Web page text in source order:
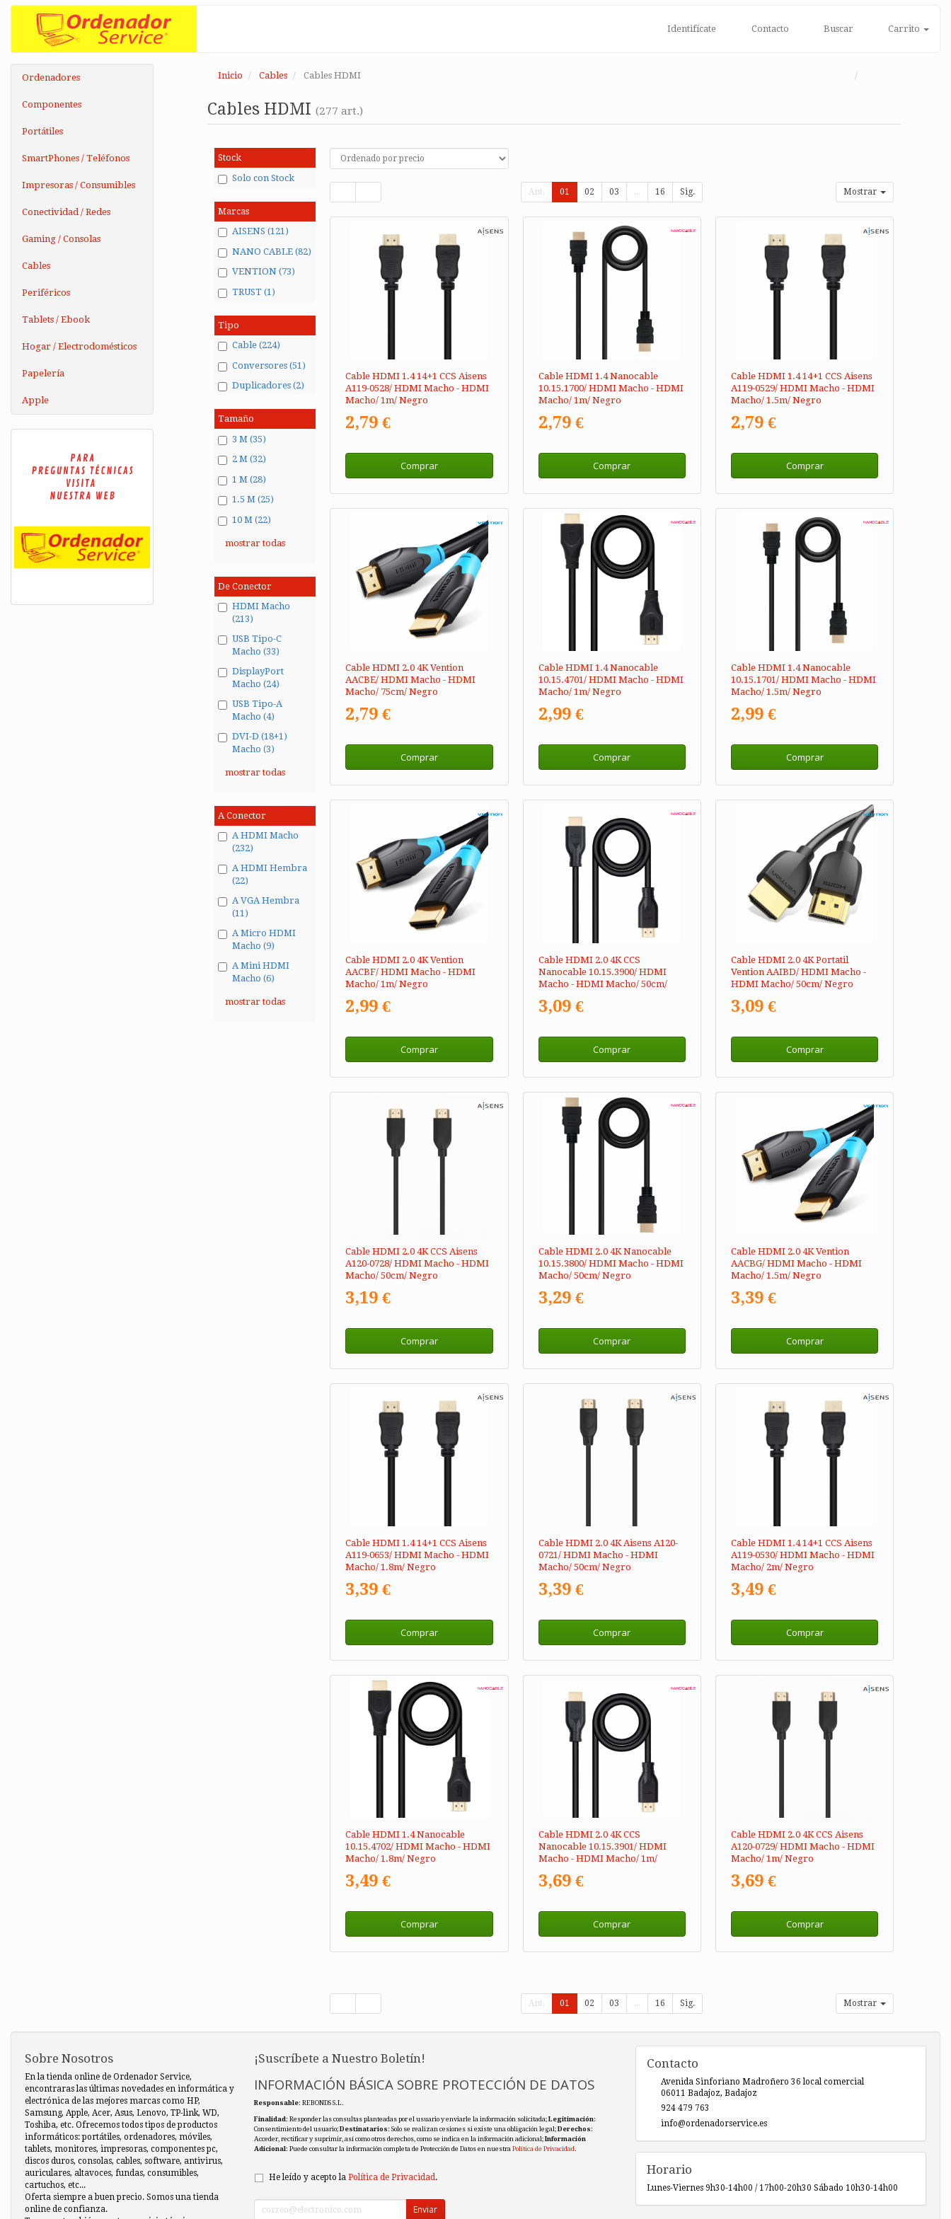
Identifícate Contacto Buscar Carrito
Ordenadores
Componentes
Portátiles
SmartPhones / Teléfonos
Impresoras / Consumibles
Conectividad / Redes
Gaming / Consolas
Cables
Periféricos
Tablets / Ebook
Hogar / Electrodomésticos
Papelería
Apple
Inicio Cables Cables HDMI
Cables HDMI (277 art.)
Stock
Solo con Stock
Marcas
AISENS (121)
NANO CABLE (82)
VENTION (73)
TRUST (1)
Tipo
Cable (224)
Conversores (51)
Duplicadores (2)
Tamaño
3 M (35)
2 M (32)
1 M (28)
1.5 M (25)
10 M (22)
mostrar todas
De Conector
HDMI Macho
(213)
USB Tipo-C
Macho (33)
DisplayPort
Macho (24)
USB Tipo-A
Macho (4)
DVI-D (18+1)
Macho (3)
mostrar todas
A Conector
A HDMI Macho
(232)
A HDMI Hembra
(22)
A VGA Hembra
(11)
A Micro HDMI
Macho (9)
A Mini HDMI
Macho (6)
mostrar todas
Ant. 01 02 03 ... 16 Sig. Mostrar
Cable HDMI 1.4 14+1 CCS Aisens
A119-0528/ HDMI Macho - HDMI
Macho/ 1m/ Negro
2,79 €
Comprar
Cable HDMI 1.4 Nanocable
10.15.1700/ HDMI Macho - HDMI
Macho/ 1m/ Negro
2,79 €
Comprar
Cable HDMI 1.4 14+1 CCS Aisens
A119-0529/ HDMI Macho - HDMI
Macho/ 1.5m/ Negro
2,79 €
Comprar
Cable HDMI 2.0 4K Vention
AACBE/ HDMI Macho - HDMI
Macho/ 75cm/ Negro
2,79 €
Comprar
Cable HDMI 1.4 Nanocable
10.15.4701/ HDMI Macho - HDMI
Macho/ 1m/ Negro
2,99 €
Comprar
Cable HDMI 1.4 Nanocable
10.15.1701/ HDMI Macho - HDMI
Macho/ 1.5m/ Negro
2,99 €
Comprar
Cable HDMI 2.0 4K Vention
AACBF/ HDMI Macho - HDMI
Macho/ 1m/ Negro
2,99 €
Comprar
Cable HDMI 2.0 4K CCS
Nanocable 10.15.3900/ HDMI
Macho - HDMI Macho/ 50cm/
3,09 €
Comprar
Cable HDMI 2.0 4K Portatil
Vention AAIBD/ HDMI Macho -
HDMI Macho/ 50cm/ Negro
3,09 €
Comprar
Cable HDMI 2.0 4K CCS Aisens
A120-0728/ HDMI Macho - HDMI
Macho/ 50cm/ Negro
3,19 €
Comprar
Cable HDMI 2.0 4K Nanocable
10.15.3800/ HDMI Macho - HDMI
Macho/ 50cm/ Negro
3,29 €
Comprar
Cable HDMI 2.0 4K Vention
AACBG/ HDMI Macho - HDMI
Macho/ 1.5m/ Negro
3,39 €
Comprar
Cable HDMI 1.4 14+1 CCS Aisens
A119-0653/ HDMI Macho - HDMI
Macho/ 1.8m/ Negro
3,39 €
Comprar
Cable HDMI 2.0 4K Aisens A120-
0721/ HDMI Macho - HDMI
Macho/ 50cm/ Negro
3,39 €
Comprar
Cable HDMI 1.4 14+1 CCS Aisens
A119-0530/ HDMI Macho - HDMI
Macho/ 2m/ Negro
3,49 €
Comprar
Cable HDMI 1.4 Nanocable
10.15.4702/ HDMI Macho - HDMI
Macho/ 1.8m/ Negro
3,49 €
Comprar
Cable HDMI 2.0 4K CCS
Nanocable 10.15.3901/ HDMI
Macho - HDMI Macho/ 1m/
3,69 €
Comprar
Cable HDMI 2.0 4K CCS Aisens
A120-0729/ HDMI Macho - HDMI
Macho/ 1m/ Negro
3,69 €
Comprar
Ant. 01 02 03 ... 16 Sig. Mostrar
Sobre Nosotros
En la tienda online de Ordenador Service,
encontraras las últimas novedades en informática y
electrónica de las mejores marcas como HP,
Samsung, Apple, Acer, Asus, Lenovo, TP-link, WD,
Toshiba, etc. Ofrecemos todos tipos de productos
informáticos: portátiles, ordenadores, móviles,
tablets, monitores, impresoras, componentes pc,
discos duros, consolas, cables, software, antivirus,
auriculares, altavoces, fundas, consumibles,
cartuchos, etc...
Oferta siempre a buen precio. Somos una tienda
online de confianza.
¡Suscríbete a Nuestro Boletín!
INFORMACIÓN BÁSICA SOBRE PROTECCIÓN DE DATOS
Responsable: REBONDS S.L.
Finalidad: Responder las consultas planteadas por el usuario y enviarle la información solicitada;Legitimación:
Consentimiento del usuario;Destinatarios: Solo se realizan cesiones si existe una obligación legal;Derechos:
Acceder, rectificar y suprimir, así como otros derechos, como se indica en la información adicional;Información
Adicional: Puede consultar la información completa de Protección de Datos en nuestra Política de Privacidad.
He leído y acepto la Política de Privacidad.
Enviar
Contacto
Avenida Sinforiano Madroñero 36 local comercial
06011 Badajoz, Badajoz
924 479 763
info@ordenadorservice.es
Horario
Lunes-Viernes 9h30-14h00 / 17h00-20h30 Sábado 10h30-14h00